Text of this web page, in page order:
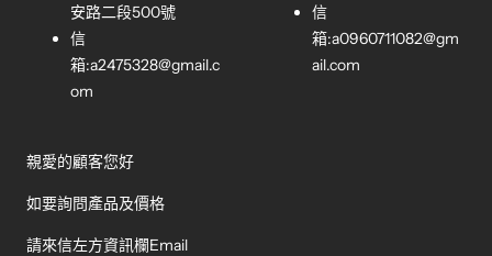
安路二段500號
信
箱:a2475328@gmail.c
om
信
箱:a0960711082@gm
ail.com
親愛的顧客您好
如要詢問產品及價格
請來信左方資訊欄Email